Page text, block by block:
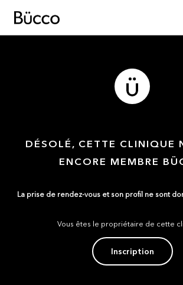
DÉSOLÉ, CETTE CLINIQUE
ENCORE MEMBRE
La prise de rendez-vous et son profil ne sont
Vous êtes le propriétaire de cette
Inscription